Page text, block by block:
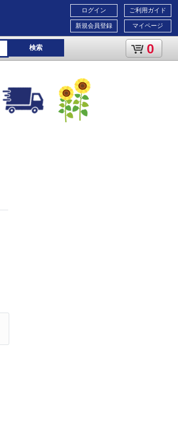
ご利用ガイド
マイページ
ログイン
新規会員登録
検索 0